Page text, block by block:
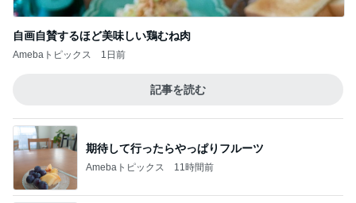
自画自賛するほど美味しい鶏むね肉
Amebaトピックス 1日前
記事を読む
期待して行ったらやっぱりフルーツ
Amebaトピックス 11時間前